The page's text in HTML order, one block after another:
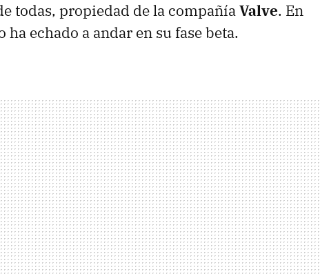
todas, propiedad de la compañíaValve. En
echado a andar en su fase beta.